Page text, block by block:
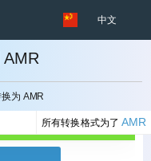
中文
为 AMR
所有转换格式为了AMR